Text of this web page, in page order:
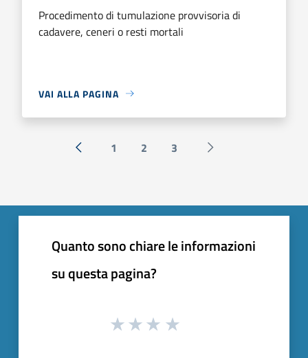
Procedimento di tumulazione provvisoria di
cadavere, ceneri o resti mortali
VAI ALLA PAGINA
« Precedente
1 2 3 Successiva »
Quanto sono chiare le informazioni
su questa pagina?